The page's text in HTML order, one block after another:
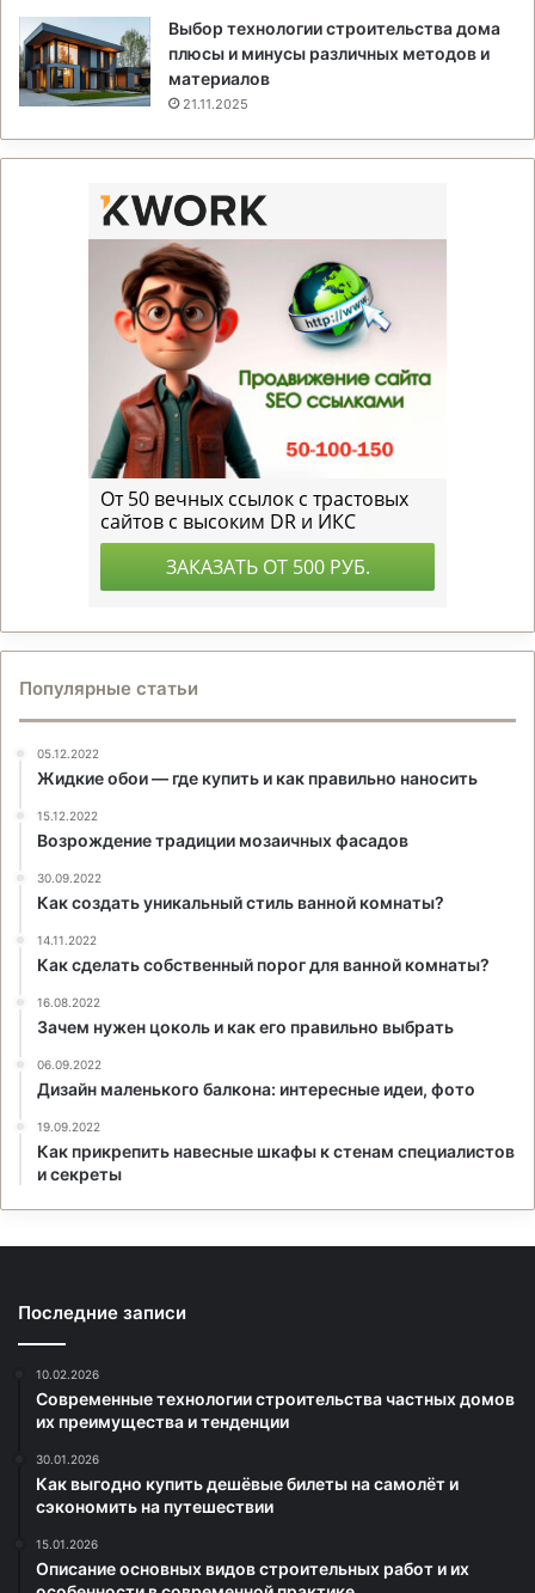
Выбор технологии строительства дома
плюсы и минусы различных методов и
материалов
21.11.2025
Популярные статьи
05.12.2022
Жидкие обои — где купить и как правильно наносить
15.12.2022
Возрождение традиции мозаичных фасадов
30.09.2022
Как создать уникальный стиль ванной комнаты?
14.11.2022
Как сделать собственный порог для ванной комнаты?
16.08.2022
Зачем нужен цоколь и как его правильно выбрать
06.09.2022
Дизайн маленького балкона: интересные идеи, фото
19.09.2022
Как прикрепить навесные шкафы к стенам специалистов
и секреты
Последние записи
10.02.2026
Современные технологии строительства частных домов
их преимущества и тенденции
30.01.2026
Как выгодно купить дешёвые билеты на самолёт и
сэкономить на путешествии
15.01.2026
Описание основных видов строительных работ и их